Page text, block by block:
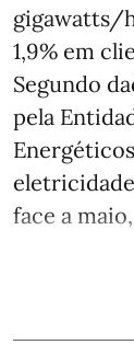
gigawatts/
1,9% em
Segundo
pela
face a